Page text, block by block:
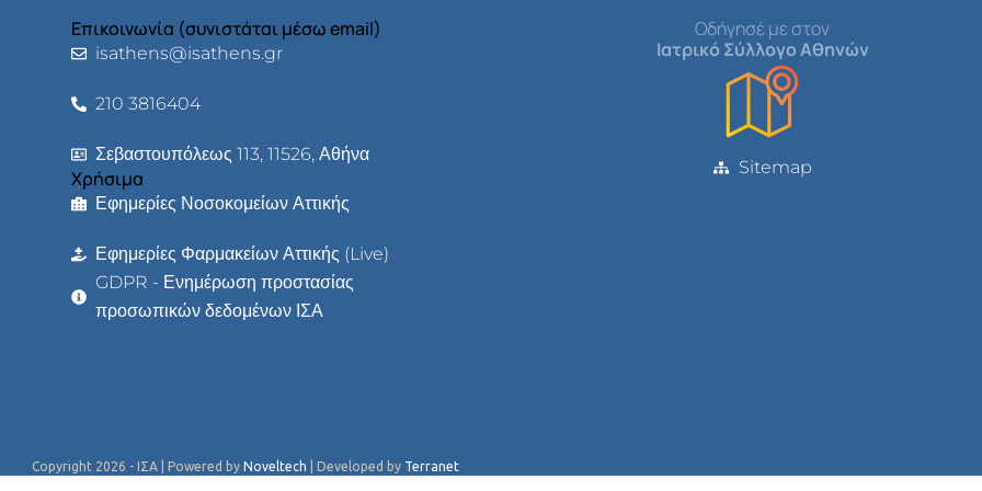
Επικοινωνία (συνιστάται μέσω email)
isathens@isathens.gr
210 3816404
Σεβαστουπόλεως 113, 11526, Αθήνα
Χρήσιμα
Εφημερίες Νοσοκομείων Αττικής
Εφημερίες Φαρμακείων Αττικής (Live)
GDPR - Ενημέρωση προστασίας
προσωπικών δεδομένων ΙΣΑ
Οδήγησέ με στον
Ιατρικό Σύλλογο Αθηνών
Sitemap
Copyright 2026 - ΙΣΑ | Powered by Noveltech | Developed by Terranet